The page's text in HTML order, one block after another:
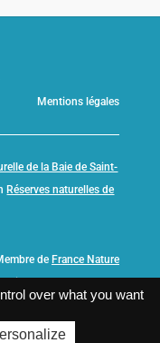
Mentions légales
de la Baie de Saint-
Réserves naturelles de
de France Nature
over what you want